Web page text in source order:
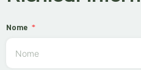
Nome